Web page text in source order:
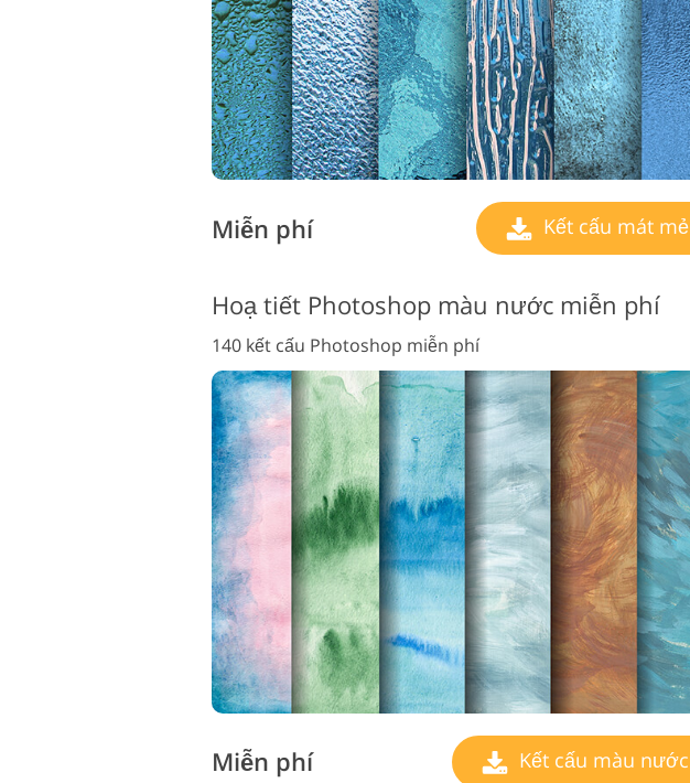
Miễn phí Kết cấu mát mẻ
Hoạ tiết Photoshop màu nước miễn phí
140 kết cấu Photoshop miễn phí
Miễn phí Kết cấu màu nước